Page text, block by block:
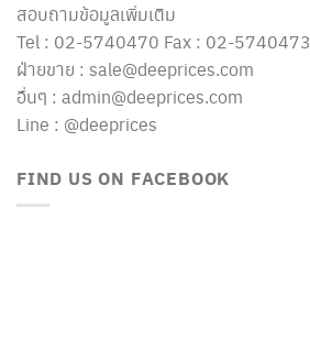
สอบถามข้อมูลเพิ่มเติม
Tel : 02-5740470 Fax : 02-5740473
ฝ่ายขาย : sale@deeprices.com
อื่นๆ : admin@deeprices.com
Line : @deeprices
FIND US ON FACEBOOK